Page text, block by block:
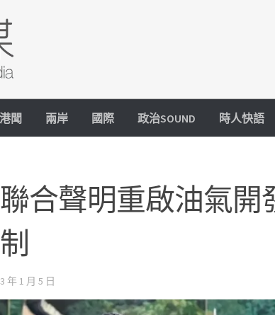
港聞 兩岸 國際 政治SOUND 時人快語
合聲明重啟油氣
年 1 月 5 日